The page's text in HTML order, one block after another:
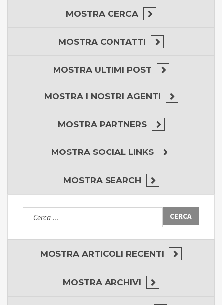
MOSTRA CERCA
MOSTRA CONTATTI
MOSTRA ULTIMI POST
MOSTRA I NOSTRI AGENTI
MOSTRA PARTNERS
MOSTRA SOCIAL LINKS
MOSTRA SEARCH
Ricerca
per:
MOSTRA ARTICOLI RECENTI
MOSTRA ARCHIVI